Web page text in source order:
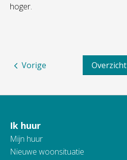
hoger.
Overzicht
Vorige
Contactinformatie
Ik huur
Mijn huur
Nieuwe woonsituatie